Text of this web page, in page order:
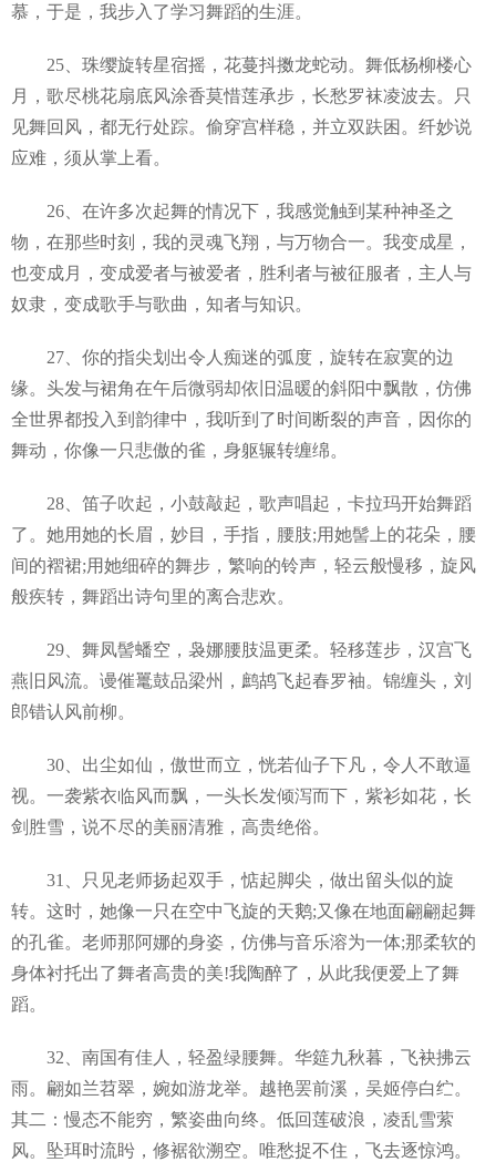
慕，于是，我步入了学习舞蹈的生涯。
25、珠缨旋转星宿摇，花蔓抖擞龙蛇动。舞低杨柳楼心
月，歌尽桃花扇底风涂香莫惜莲承步，长愁罗袜凌波去。只
见舞回风，都无行处踪。偷穿宫样稳，并立双趺困。纤妙说
应难，须从掌上看。
26、在许多次起舞的情况下，我感觉触到某种神圣之
物，在那些时刻，我的灵魂飞翔，与万物合一。我变成星，
也变成月，变成爱者与被爱者，胜利者与被征服者，主人与
奴隶，变成歌手与歌曲，知者与知识。
27、你的指尖划出令人痴迷的弧度，旋转在寂寞的边
缘。头发与裙角在午后微弱却依旧温暖的斜阳中飘散，仿佛
全世界都投入到韵律中，我听到了时间断裂的声音，因你的
舞动，你像一只悲傲的雀，身躯辗转缠绵。
28、笛子吹起，小鼓敲起，歌声唱起，卡拉玛开始舞蹈
了。她用她的长眉，妙目，手指，腰肢;用她髻上的花朵，腰
间的褶裙;用她细碎的舞步，繁响的铃声，轻云般慢移，旋风
般疾转，舞蹈出诗句里的离合悲欢。
29、舞凤髻蟠空，袅娜腰肢温更柔。轻移莲步，汉宫飞
燕旧风流。谩催鼍鼓品梁州，鹧鸪飞起春罗袖。锦缠头，刘
郎错认风前柳。
30、出尘如仙，傲世而立，恍若仙子下凡，令人不敢逼
视。一袭紫衣临风而飘，一头长发倾泻而下，紫衫如花，长
剑胜雪，说不尽的美丽清雅，高贵绝俗。
31、只见老师扬起双手，惦起脚尖，做出留头似的旋
转。这时，她像一只在空中飞旋的天鹅;又像在地面翩翩起舞
的孔雀。老师那阿娜的身姿，仿佛与音乐溶为一体;那柔软的
身体衬托出了舞者高贵的美!我陶醉了，从此我便爱上了舞
蹈。
32、南国有佳人，轻盈绿腰舞。华筵九秋暮，飞袂拂云
雨。翩如兰苕翠，婉如游龙举。越艳罢前溪，吴姬停白纻。
其二：慢态不能穷，繁姿曲向终。低回莲破浪，凌乱雪萦
风。坠珥时流盻，修裾欲溯空。唯愁捉不住，飞去逐惊鸿。